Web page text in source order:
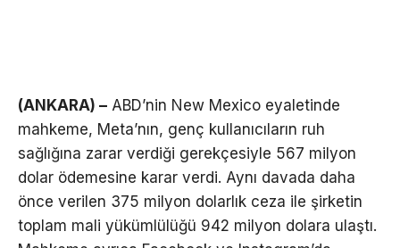
(ANKARA) – ABD’nin New Mexico eyaletinde
mahkeme, Meta’nın, genç kullanıcıların ruh
sağlığına zarar verdiği gerekçesiyle 567 milyon
dolar ödemesine karar verdi. Aynı davada daha
önce verilen 375 milyon dolarlık ceza ile şirketin
toplam mali yükümlülüğü 942 milyon dolara ulaştı.